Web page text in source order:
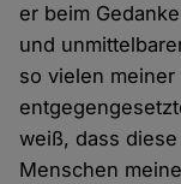
er beim
und
so vielen
weiß, dass
Menschen